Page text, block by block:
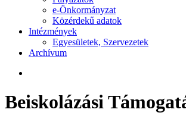
e-Önkormányzat
Közérdekű adatok
Intézmények
Egyesületek, Szervezetek
Archívum
Beiskolázási